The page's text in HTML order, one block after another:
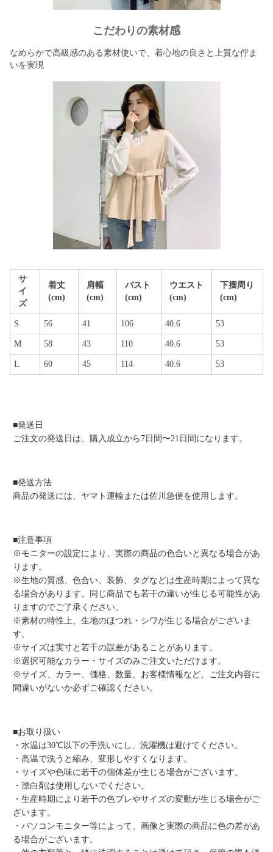
こだわりの素材感
なめらかで高級感のある素材使いで、着心地の良さと上質な佇ま
いを実現
サ
イ
ズ
着丈
(cm)
肩幅
(cm)
バスト
(cm)
ウエスト
(cm)
下摆周り
(cm)
S 56 41 106 40.6 53
M 58 43 110 40.6 53
L 60 45 114 40.6 53
■発送日
ご注文の発送日は、購入成立から7日間〜21日間になります。
■発送方法
商品の発送には、ヤマト運輸または佐川急便を使用します。
■注意事項
※モニターの設定により、実際の商品の色合いと異なる場合があ
ります。
※生地の質感、色合い、装飾、タグなどは生産時期によって異な
る場合があります。同じ商品でも若干の違いが生じる可能性があ
りますのでご了承ください。
※素材の特性上、生地のほつれ・シワが生じる場合がございま
す。
※サイズは実寸と若干の誤差があることがあります。
※選択可能なカラー・サイズのみご注文いただけます。
※サイズ、カラー、価格、数量、お客様情報など、ご注文内容に
間違いがないか必ずご確認ください。
■お取り扱い
・水温は30℃以下の手洗いにし、洗濯機は避けてください。
・高温で洗うと縮み、変形しやすくなります。
・サイズや色味に若干の個体差が生じる場合がございます。
・漂白剤は使用しないでください。
・生産時期により若干の色ブレやサイズの変動が生じる場合がご
ざいます。
・パソコンモニター等によって、画像と実際の商品に色の差があ
る場合がございます。